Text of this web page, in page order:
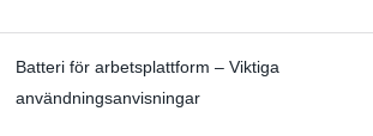
Batteri för arbetsplattform – Viktiga
användningsanvisningar